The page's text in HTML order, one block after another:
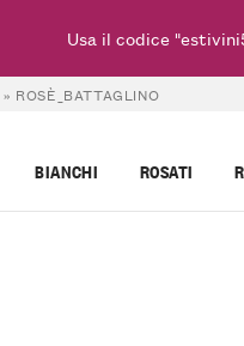
» ROSÈ_BATTAGLINO
BIANCHI ROSATI
Usa il codice